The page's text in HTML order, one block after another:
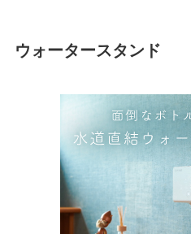
ウォータースタンド